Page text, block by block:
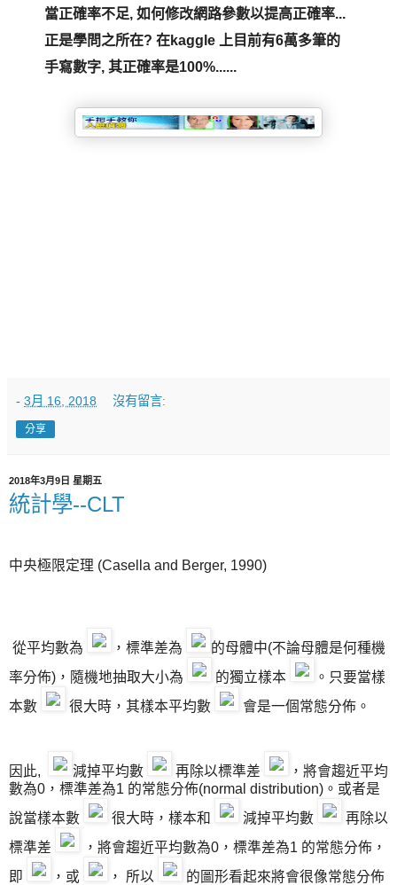
當正確率不足, 如何修改網路參數以提高正確率...
正是學問之所在? 在kaggle 上目前有6萬多筆的
手寫數字, 其正確率是100%......
- 3月 16, 2018 沒有留言:
分享
2018年3月9日 星期五
統計學--CLT
中央極限定理 (Casella and Berger, 1990)
從平均數為 ，標準差為
的母體中(不論母體是何種機
率分佈)，隨機地抽取大小為
的獨立樣本
。只要當樣
本數
很大時，其樣本平均數 會是一個常態分佈。
因此, 減掉平均數 再除以標準差
，將會趨近平均
數為0，標準差為1 的常態分佈(normal distribution)。或者是
說當樣本數
很大時，樣本和 減掉平均數
再除以
標準差
，將會趨近平均數為0，標準差為1 的常態分佈，
即
，或 ， 所以
的圖形看起來將會很像常態分佈